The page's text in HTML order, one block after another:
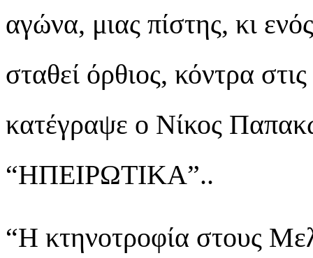
αγώνα, μιας πίστης, κι
σταθεί όρθιος, κόντρα
κατέγραψε ο Νίκος
“ΗΠΕΙΡΩΤΙΚΑ”..
“Η κτηνοτροφία στους